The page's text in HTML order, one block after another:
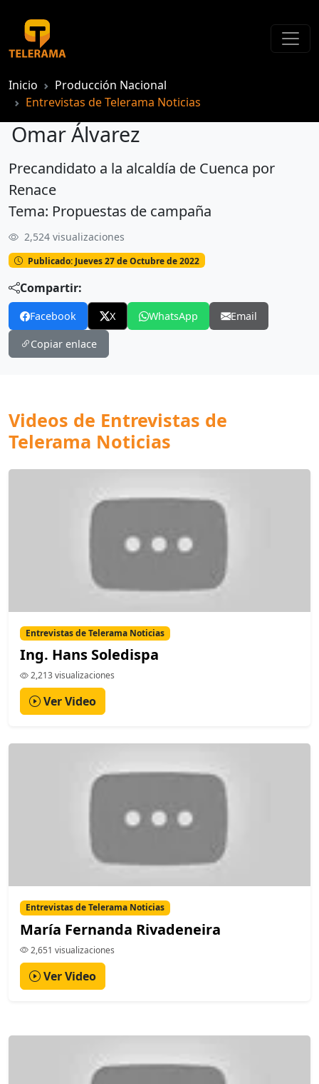
Inicio
Producción Nacional
Entrevistas de Telerama Noticias
Omar Álvarez
Omar Álvarez
Precandidato a la alcaldía de Cuenca por
Renace
Tema: Propuestas de campaña
2,524 visualizaciones
Publicado: Jueves 27 de Octubre de 2022
Compartir:
Facebook X WhatsApp Email
Copiar enlace
Videos de Entrevistas de
Telerama Noticias
Entrevistas de Telerama Noticias
Ing. Hans Soledispa
2,213 visualizaciones
Ver Video
Entrevistas de Telerama Noticias
María Fernanda Rivadeneira
2,651 visualizaciones
Ver Video